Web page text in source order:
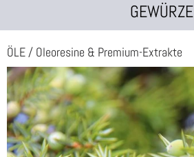
GEWÜRZE
ÖLE / Oleoresine & Premium-Extrakte